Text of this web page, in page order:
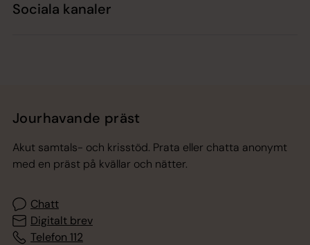
Sociala kanaler
Jourhavande präst
Akut samtals- och krisstöd. Prata eller chatta anonymt
med en präst på kvällar och nätter.
Chatt
Digitalt brev
Telefon 112